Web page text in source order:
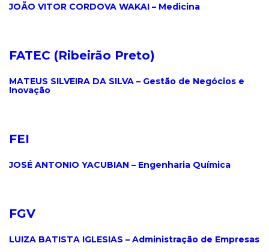
JOÃO VITOR CORDOVA WAKAI – Medicina
FATEC (Ribeirão Preto)
MATEUS SILVEIRA DA SILVA – Gestão de Negócios e
Inovação
FEI
JOSÉ ANTONIO YACUBIAN – Engenharia Química
FGV
LUIZA BATISTA IGLESIAS – Administração de Empresas